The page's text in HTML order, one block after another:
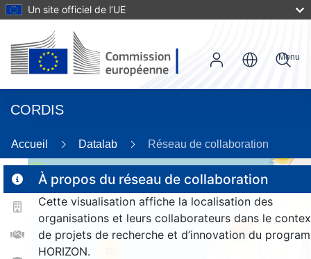
Un site officiel de l’UE
CORDIS
Menu
Accueil Datalab Réseau de collaboration
À propos du réseau de collaboration
Cette visualisation affiche la localisation des
organisations et leurs collaborateurs dans le
de projets de recherche et d’innovation du
HORIZON.
166